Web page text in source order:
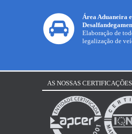
Área Aduaneira e
Elaboração de
legalização de
AS NOSSAS CERTIFICAÇÕES